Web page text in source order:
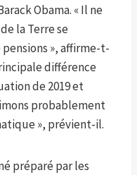
Obama. « Il ne
la Terre se
», affirme-t-
différence
de 2019 et
probablement
», prévient-il.
préparé par les